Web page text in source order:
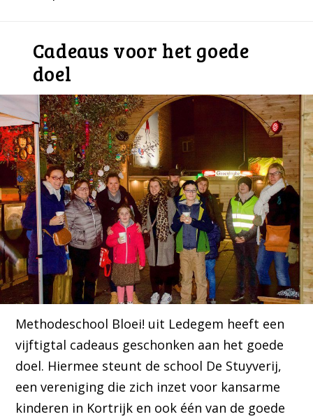
Cadeaus voor het goede
doel
Methodeschool Bloei! uit Ledegem heeft een
vijftigtal cadeaus geschonken aan het goede
doel. Hiermee steunt de school De Stuyverij,
een vereniging die zich inzet voor kansarme
kinderen in Kortrijk en ook één van de goede